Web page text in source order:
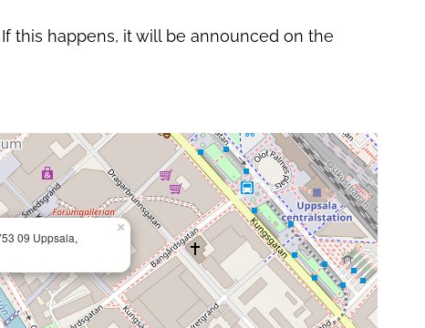
this happens, it will be announced on the
09 Uppsala,
×